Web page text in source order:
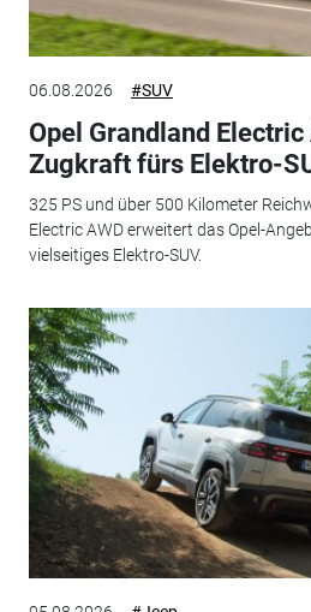
06.08.2026 #SUV
Opel Grandland Electric
Zugkraft fürs Elektro-
325 PS und über 500 Kilometer
Electric AWD erweitert das Opel-
vielseitiges Elektro-SUV.